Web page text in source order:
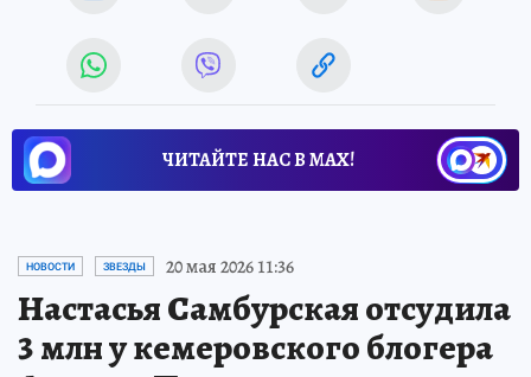
ЧИТАЙТЕ НАС В МАХ!
НОВОСТИ ЗВЕЗДЫ 20 мая 2026 11:36
Настасья Самбурская отсудила
3 млн у кемеровского блогера